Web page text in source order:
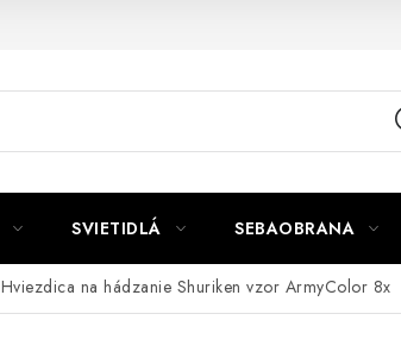
SVIETIDLÁ SEBAOBRANA
Hviezdica na hádzanie Shuriken vzor ArmyColor 8x